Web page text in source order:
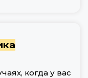
когда у вас